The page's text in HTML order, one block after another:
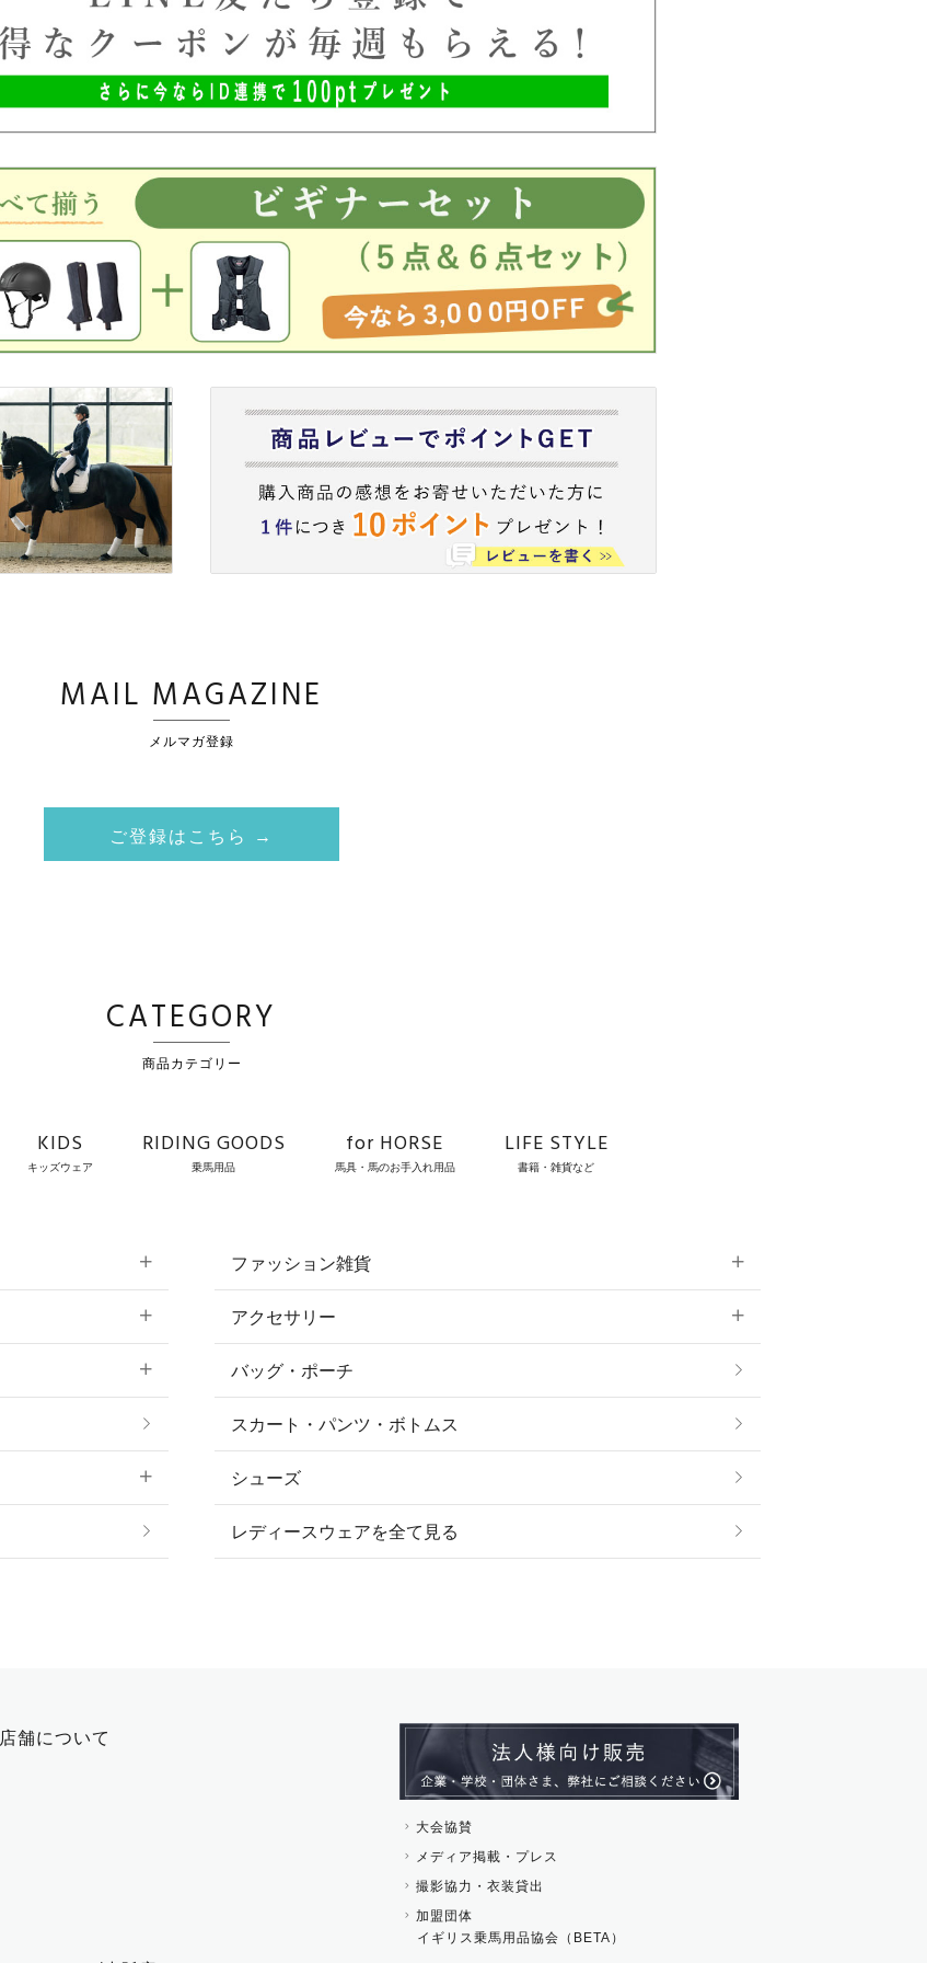
MAIL MAGAZINE
メルマガ登録
ご登録はこちら →
CATEGORY
商品カテゴリー
KIDS
キッズウェア
RIDING GOODS
乗馬用品
for HORSE
馬具・馬のお手入れ用品
LIFE STYLE
書籍・雑貨など
ファッション雑貨
すべてのファッション雑貨
ソックス
ベルト
キーホルダー・チャーム・ストラップ
その他 ファッション雑貨
アクセサリー
すべてのアクセサリー
リング
ピアス・イヤリング
その他 アクセサリー
バッグ・ポーチ
スカート・パンツ・ボトムス
シューズ
レディースウェアを全て見る
店舗について
大会協賛
メディア掲載・プレス
撮影協力・衣装貸出
加盟団体
イギリス乗馬用品協会（BETA）